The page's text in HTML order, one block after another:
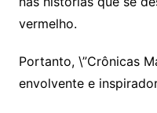
vermelho.
Portanto, \”Crônicas
envolvente e